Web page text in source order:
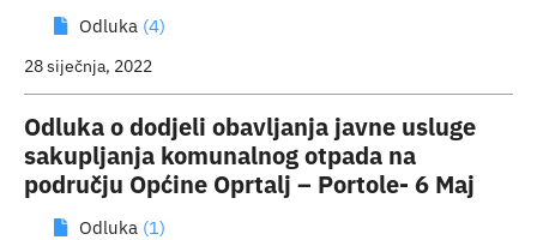
Odluka (4)
28 siječnja, 2022
Odluka o dodjeli obavljanja javne usluge
sakupljanja komunalnog otpada na
području Općine Oprtalj – Portole- 6 Maj
Odluka (1)